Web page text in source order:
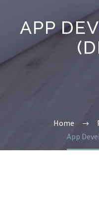
APP
Home
App